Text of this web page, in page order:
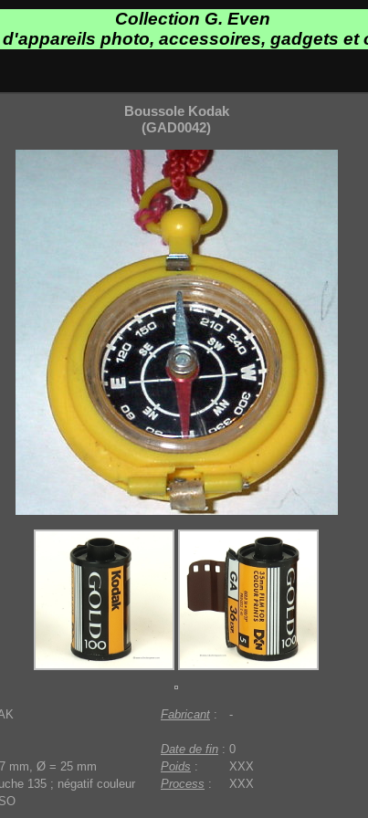
Collection G. Even
photo, accessoires, gadgets et
Boussole Kodak
(GAD0042)
Fabricant :
-
Date de fin : 0
mm, Ø = 25 mm Poids :
XXX
135 ; négatif couleur Process :
XXX